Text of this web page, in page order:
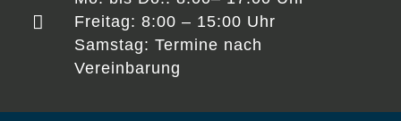
Freitag: 8:00 – 15:00 Uhr
Samstag: Termine nach
Vereinbarung